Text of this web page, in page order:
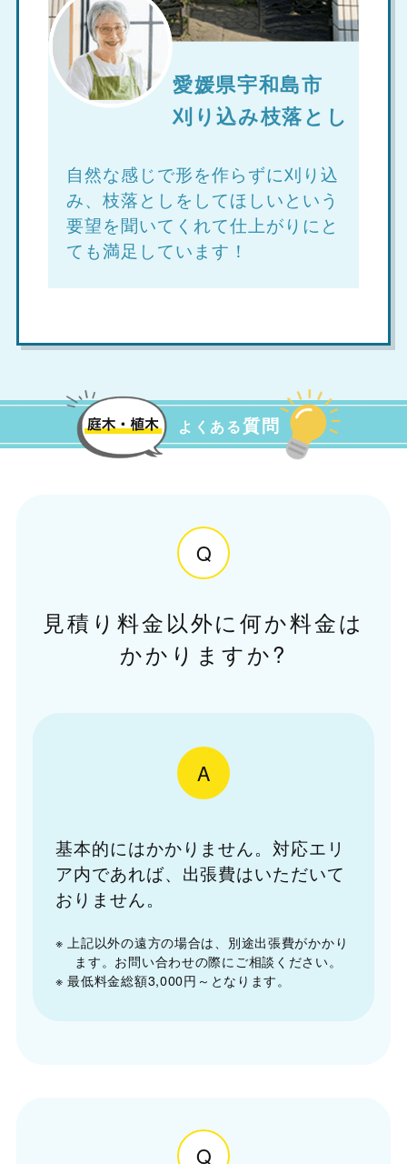
愛媛県宇和島市
刈り込み枝落とし
自然な感じで形を作らずに刈り込
み、枝落としをしてほしいという
要望を聞いてくれて仕上がりにと
ても満足しています！
よくある質問
Q
見積り料金以外に何か料金は
かかりますか?
A
基本的にはかかりません。対応エリ
ア内であれば、出張費はいただいて
おりません。
※ 上記以外の遠方の場合は、別途出張費がかかり
ます。お問い合わせの際にご相談ください。
※ 最低料金総額3,000円～となります。
Q